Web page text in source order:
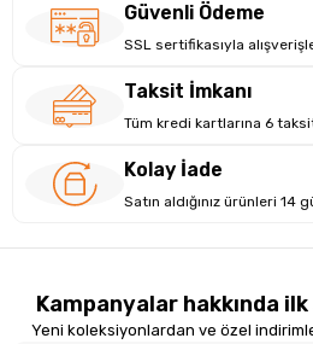
Güvenli Ödeme
SSL sertifikasıyla
Taksit İmkanı
Tüm kredi kartlarına 6
Kolay İade
Satın aldığınız ürünleri
Kampanyalar hakkında
Yeni koleksiyonlardan ve özel